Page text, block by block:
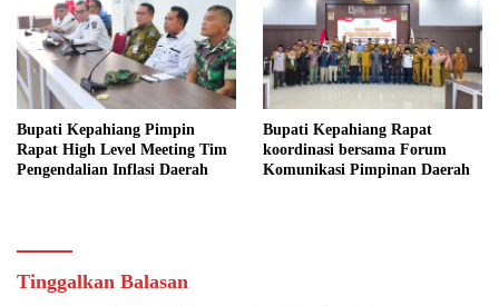
Bupati Kepahiang Pimpin
Rapat High Level Meeting Tim
Pengendalian Inflasi Daerah
Bupati Kepahiang Rapat
koordinasi bersama Forum
Komunikasi Pimpinan Daerah
Tinggalkan Balasan